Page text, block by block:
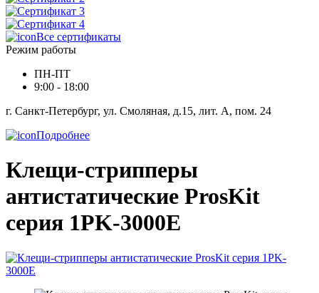
Все сертификаты
Режим работы
ПН-ПТ
9:00 - 18:00
г. Санкт-Петербург, ул. Смоляная, д.15, лит. А, пом. 24
Подробнее
Клещи-стрипперы
антистатические ProsKit
серия 1PK-3000E